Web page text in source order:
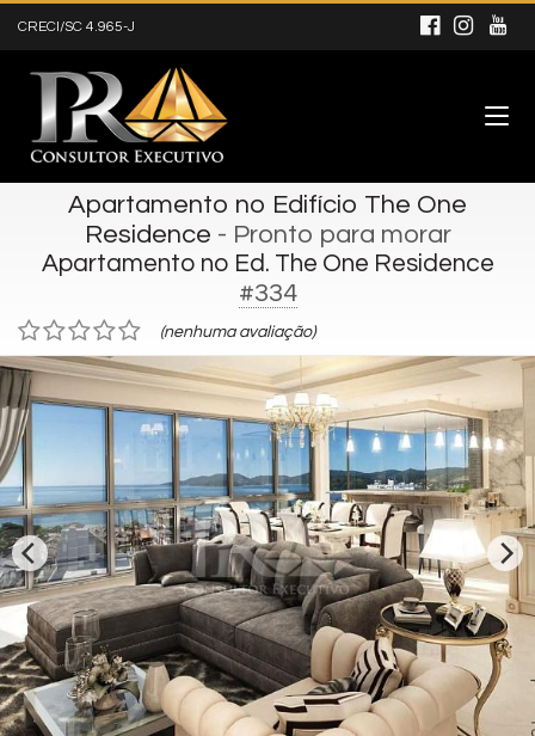
CRECI/SC 4.965-J
Apartamento no Edifício The One
Residence - Pronto para morar
Apartamento no Ed. The One Residence
#334
(nenhuma avaliação)